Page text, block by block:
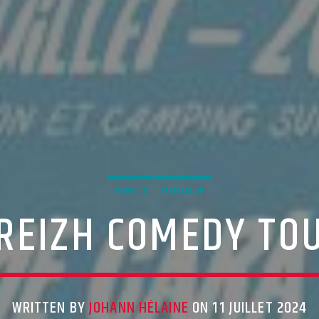
EVENTS HUMOUR
COMEDY
WRITTEN BYJOHANN HÉLAINE ON 11 JUILLET 2024